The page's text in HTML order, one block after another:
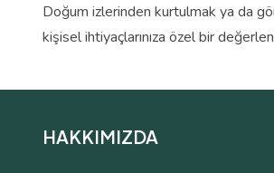
Doğum izlerinden kurtulmak ya da
kişisel ihtiyaçlarınıza özel bir
HAKKIMIZDA